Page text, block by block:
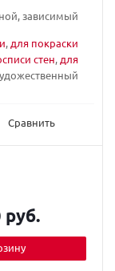
зависимый
, для покраски
стен, для
Сравнить
руб.